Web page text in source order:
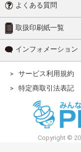
よくある質問
取扱印刷紙一覧
インフォメーション
サービス利用規約
特定商取引法表記
Copyright ©